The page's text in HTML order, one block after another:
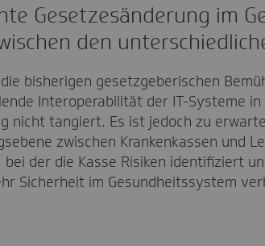
Gesetzesänderung im
den
bisherigen gesetzgeberischen
Interoperabilität der IT-Systeme
nicht tangiert. Es ist jedoch zu
zwischen Krankenkassen und
der die Kasse Risiken identifiziert
Sicherheit im Gesundheitssystem